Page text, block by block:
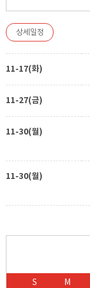
상세일정
11-17(화)
11-27(금)
11-30(월)
11-30(월)
S M